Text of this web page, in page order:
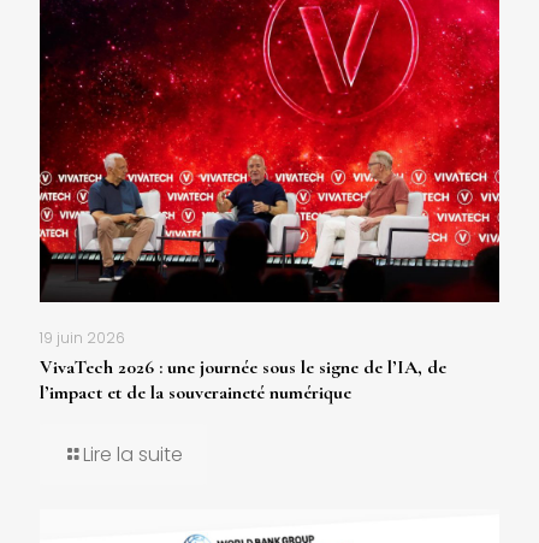
19 juin 2026
VivaTech 2026 : une journée sous le signe de l’IA, de
l’impact et de la souveraineté numérique
Lire la suite